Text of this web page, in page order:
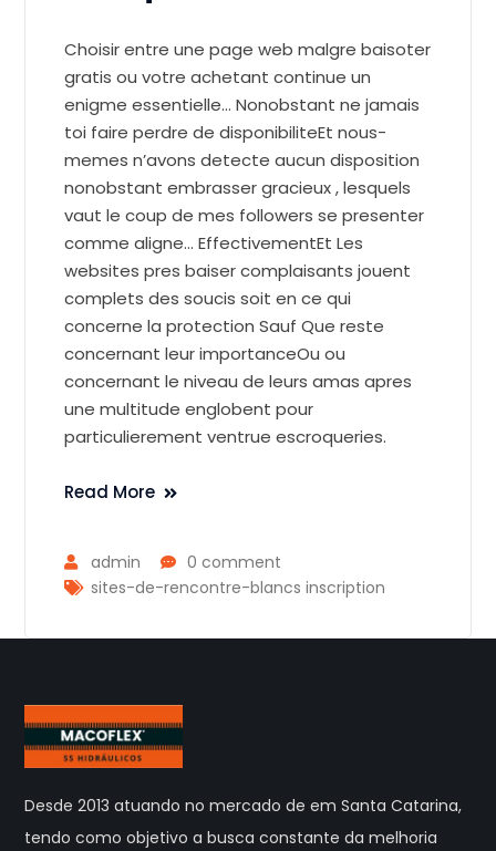
Choisir entre une page web malgre baisoter
gratis ou votre achetant continue un
enigme essentielle… Nonobstant ne jamais
toi faire perdre de disponibiliteEt nous-
memes n’avons detecte aucun disposition
nonobstant embrasser gracieux , lesquels
vaut le coup de mes followers se presenter
comme aligne… EffectivementEt Les
websites pres baiser complaisants jouent
complets des soucis soit en ce qui
concerne la protection Sauf Que reste
concernant leur importanceOu ou
concernant le niveau de leurs amas apres
une multitude englobent pour
particulierement ventrue escroqueries.
Read More
admin
0 comment
sites-de-rencontre-blancs inscription
Desde 2013 atuando no mercado de em Santa Catarina,
tendo como objetivo a busca constante da melhoria